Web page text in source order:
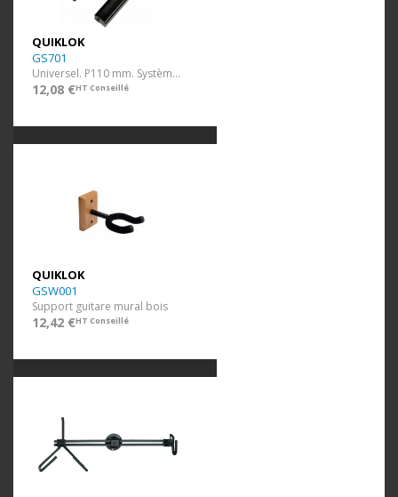
QUIKLOK
GS701
Universel. P110 mm. Système autobloquant.
12,08 €HT Conseillé
QUIKLOK
GSW001
Support guitare mural bois
12,42 €HT Conseillé